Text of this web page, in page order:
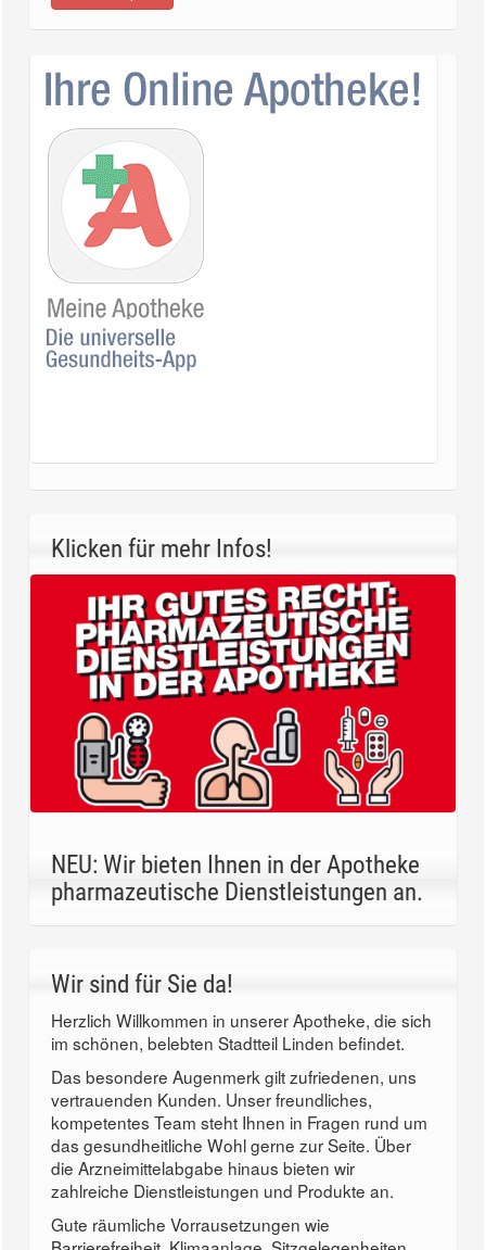
Klicken für mehr Infos!
NEU: Wir bieten Ihnen in der Apotheke
pharmazeutische Dienstleistungen an.
Wir sind für Sie da!
Herzlich Willkommen in unserer Apotheke, die sich
im schönen, belebten Stadtteil Linden befindet.
Das besondere Augenmerk gilt zufriedenen, uns
vertrauenden Kunden. Unser freundliches,
kompetentes Team steht Ihnen in Fragen rund um
das gesundheitliche Wohl gerne zur Seite. Über
die Arzneimittelabgabe hinaus bieten wir
zahlreiche Dienstleistungen und Produkte an.
Gute räumliche Vorrausetzungen wie